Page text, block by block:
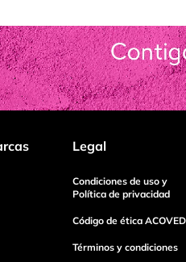
Legal
Condiciones de uso y
Política de privacidad
Código de ética
Términos y condiciones